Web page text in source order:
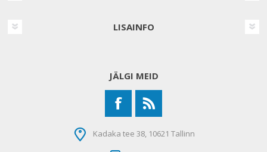
LISAINFO
JÄLGI MEID
Kadaka tee 38, 10621 Tallinn